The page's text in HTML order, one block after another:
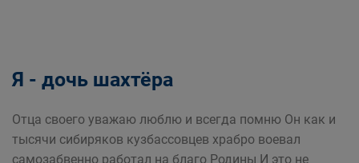
Я - дочь шахтёра
Отца своего уважаю люблю и всегда помню Он как и
тысячи сибиряков кузбассовцев храбро воевал
самозабвенно работал на благо Родины И это не